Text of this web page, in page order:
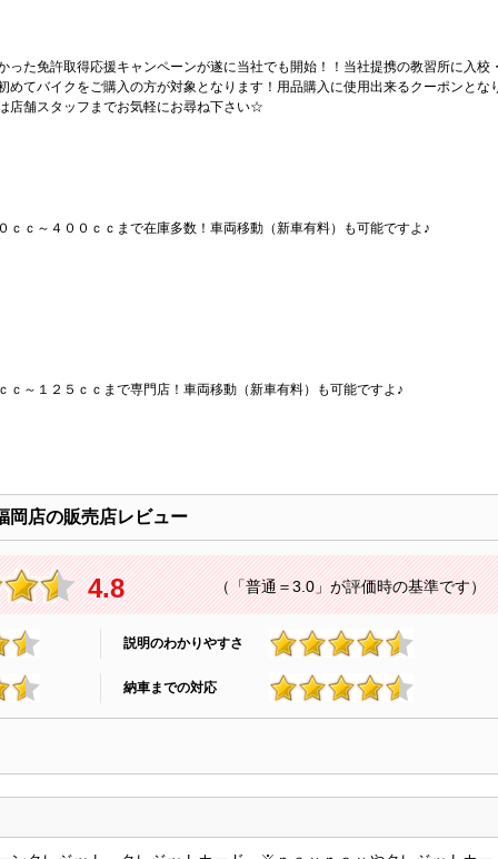
った免許取得応援キャンペーンが遂に当社でも開始！！当社提携の教習所に入校
めてバイクをご購入の方が対象となります！用品購入に使用出来るクーポンとな
店舗スタッフまでお気軽にお尋ね下さい☆
ｃｃ～４００ｃｃまで在庫多数！車両移動（新車有料）も可能ですよ♪
ｃ～１２５ｃｃまで専門店！車両移動（新車有料）も可能ですよ♪
店の販売店レビュー
4.8 （「普通＝3.0」が評価時の基準です）
説明のわかりやすさ
4.8
納車までの対応
4.7